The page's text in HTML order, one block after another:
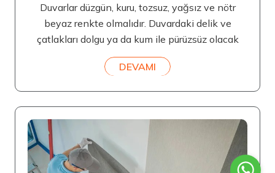
Duvarlar düzgün, kuru, tozsuz, yağsız ve nötr
beyaz renkte olmalıdır. Duvardaki delik ve
çatlakları dolgu ya da kum ile pürüzsüz olacak
DEVAMI